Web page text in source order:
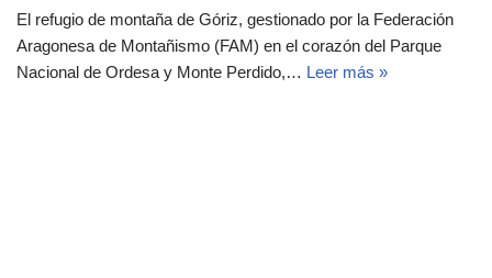
El refugio de montaña de Góriz, gestionado por la Federación
Aragonesa de Montañismo (FAM) en el corazón del Parque
Nacional de Ordesa y Monte Perdido,… Leer más »